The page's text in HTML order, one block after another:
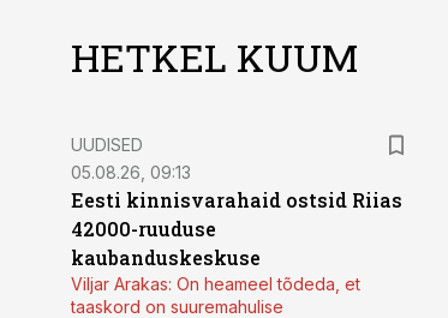
HETKEL KUUM
UUDISED
05.08.26, 09:13
Eesti kinnisvarahaid ostsid Riias
42000-ruuduse
kaubanduskeskuse
Viljar Arakas: On heameel tõdeda, et
taaskord on suuremahulise